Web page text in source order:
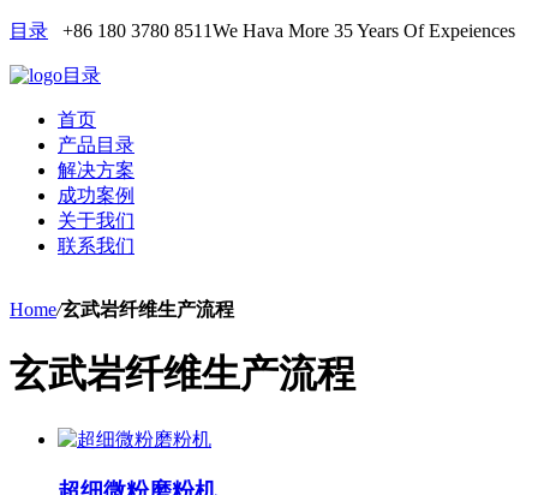
目录 +86 180 3780 8511We Hava More 35 Years Of Expeiences
目录
首页
产品目录
解决方案
成功案例
关于我们
联系我们
Home/玄武岩纤维生产流程
玄武岩纤维生产流程